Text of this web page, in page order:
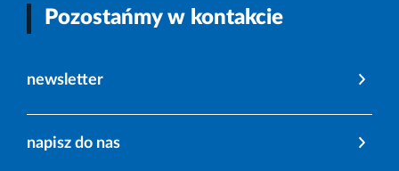
Pozostańmy w kontakcie
newsletter
napisz do nas